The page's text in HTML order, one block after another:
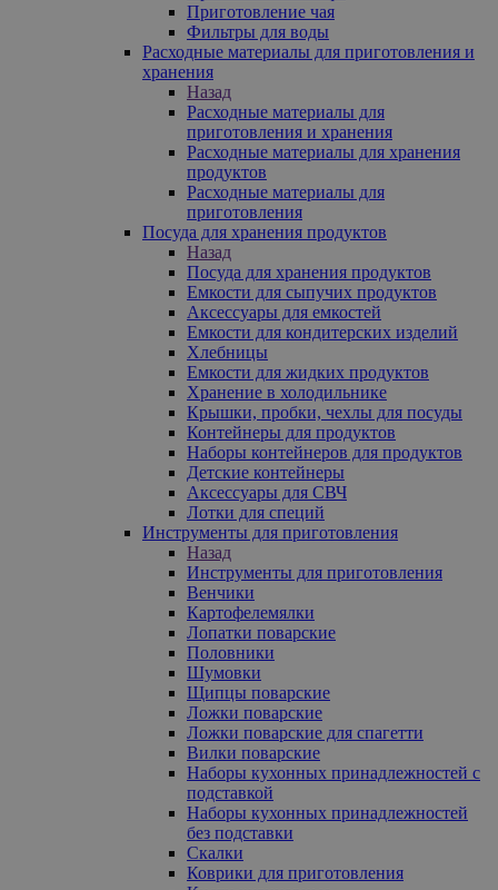
Приготовление чая
Фильтры для воды
Расходные материалы для приготовления и
хранения
Назад
Расходные материалы для
приготовления и хранения
Расходные материалы для хранения
продуктов
Расходные материалы для
приготовления
Посуда для хранения продуктов
Назад
Посуда для хранения продуктов
Емкости для сыпучих продуктов
Аксессуары для емкостей
Емкости для кондитерских изделий
Хлебницы
Емкости для жидких продуктов
Хранение в холодильнике
Крышки, пробки, чехлы для посуды
Контейнеры для продуктов
Наборы контейнеров для продуктов
Детские контейнеры
Аксессуары для СВЧ
Лотки для специй
Инструменты для приготовления
Назад
Инструменты для приготовления
Венчики
Картофелемялки
Лопатки поварские
Половники
Шумовки
Щипцы поварские
Ложки поварские
Ложки поварские для спагетти
Вилки поварские
Наборы кухонных принадлежностей с
подставкой
Наборы кухонных принадлежностей
без подставки
Скалки
Коврики для приготовления